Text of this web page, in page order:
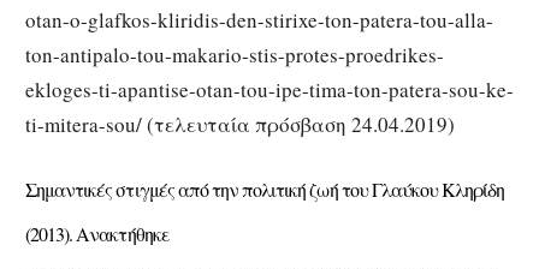
otan-o-glafkos-kliridis-den-stirixe-ton-patera-tou-alla-
ton-antipalo-tou-makario-stis-protes-proedrikes-
ekloges-ti-apantise-otan-tou-ipe-tima-ton-patera-sou-ke-
ti-mitera-sou/ (τελευταία πρόσβαση 24.04.2019)
Σημαντικές στιγμές από την πολιτική ζωή του Γλαύκου Κληρίδη
(2013). Ανακτήθηκε